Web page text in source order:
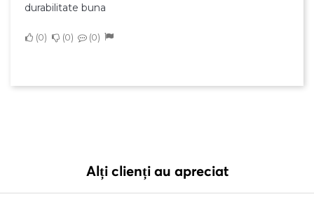
durabilitate buna
0 0 0
Alți clienți au apreciat